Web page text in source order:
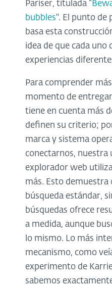
Pariser, titulada “
bubbles". El punto de
basa esta
idea de que cada uno
experiencias
Para comprender
momento de
tiene en cuenta más
definen su criterio;
marca y sistema
conectarnos, nuestra
explorador web
más. Esto demuestra
búsqueda estándar,
búsquedas ofrece
a medida, aunque
lo mismo. Lo más
mecanismo, como
experimento de
sabemos